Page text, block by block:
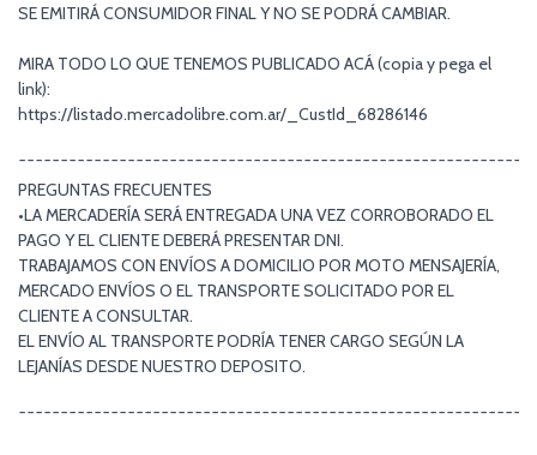
SE EMITIRÁ CONSUMIDOR FINAL Y NO SE PODRÁ CAMBIAR.
MIRA TODO LO QUE TENEMOS PUBLICADO ACÁ (copia y pega el
link):
https://listado.mercadolibre.com.ar/_CustId_68286146
PREGUNTAS FRECUENTES
•LA MERCADERÍA SERÁ ENTREGADA UNA VEZ CORROBORADO EL
PAGO Y EL CLIENTE DEBERÁ PRESENTAR DNI.
TRABAJAMOS CON ENVÍOS A DOMICILIO POR MOTO MENSAJERÍA,
MERCADO ENVÍOS O EL TRANSPORTE SOLICITADO POR EL
CLIENTE A CONSULTAR.
EL ENVÍO AL TRANSPORTE PODRÍA TENER CARGO SEGÚN LA
LEJANÍAS DESDE NUESTRO DEPOSITO.